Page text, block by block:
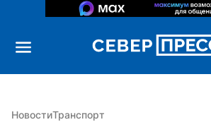
НовостиТранспорт